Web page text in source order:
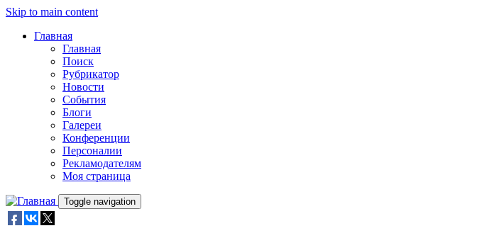
Skip to main content
Главная
Главная
Поиск
Рубрикатор
Новости
События
Блоги
Галереи
Конференции
Персоналии
Рекламодателям
Моя страница
Toggle navigation